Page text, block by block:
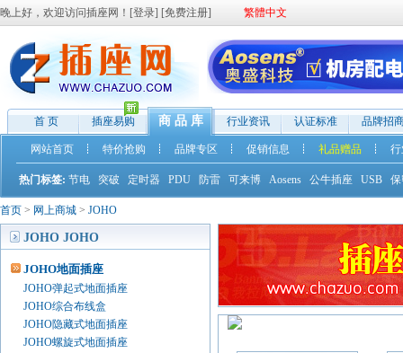
晚上好，欢迎访问插座网！[登录] [免费注册] 繁體中文
首 页 插座易购 商 品 库 行业资讯 认证标准 品牌招
网站首页 特价抢购 品牌专区 促销信息 礼品赠品
热门标签: 节电 突破 定时器 PDU 防雷 可来博 Aosens 公牛插座 USB
首页 > 网上商城 > JOHO
JOHO JOHO
JOHO地面插座
JOHO弹起式地面插座
JOHO综合布线盒
JOHO隐藏式地面插座
JOHO螺旋式地面插座